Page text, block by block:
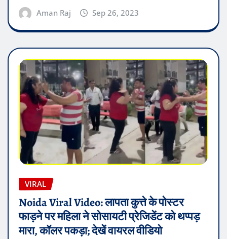
Aman Raj Sep 26, 2023
VIRAL
Noida Viral Video: लापता कुत्ते के पोस्टर
फाड़ने पर महिला ने सोसायटी प्रेजिडेंट को थप्पड़
मारा, कॉलर पकड़ा; देखें वायरल वीडियो